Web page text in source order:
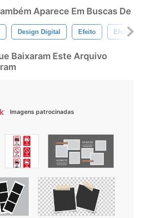
Aparece Em Buscas De
Design Digital Efeito Efeitos
Baixaram Este Arquivo
Imagens patrocinadas